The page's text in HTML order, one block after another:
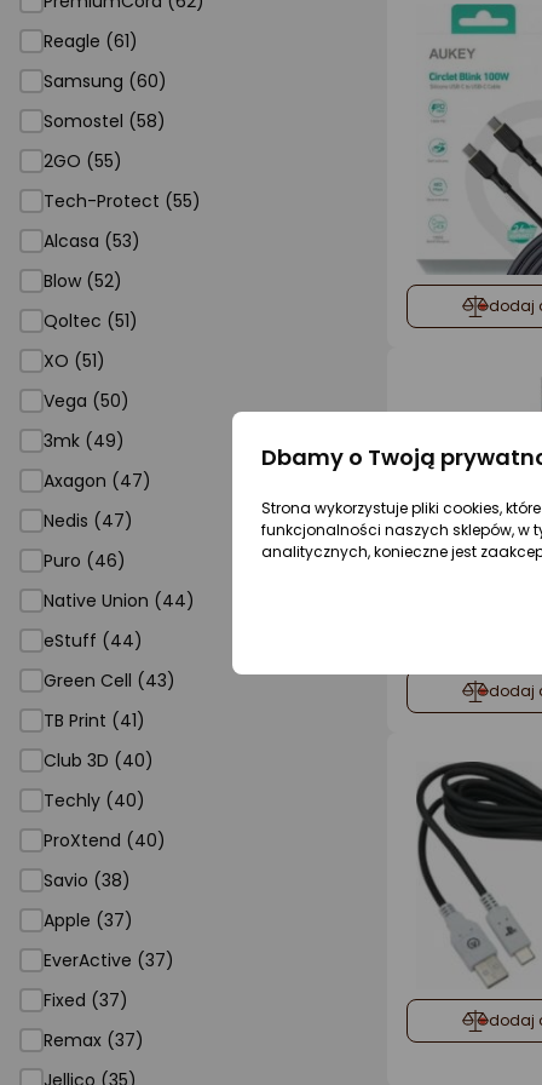
Reagle (61)
Samsung (60)
Somostel (58)
2GO (55)
Tech-Protect (55)
Alcasa (53)
Blow (52)
Qoltec (51)
XO (51)
Vega (50)
3mk (49)
Axagon (47)
Nedis (47)
Puro (46)
Native Union (44)
eStuff (44)
Green Cell (43)
TB Print (41)
Club 3D (40)
Techly (40)
ProXtend (40)
Savio (38)
Apple (37)
EverActive (37)
Fixed (37)
Remax (37)
Jellico (35)
dodaj
dodaj
dodaj
Dbamy o Twoją
Strona wykorzystuje pliki cookies,
funkcjonalności naszych sklepów, w
analitycznych, konieczne jest